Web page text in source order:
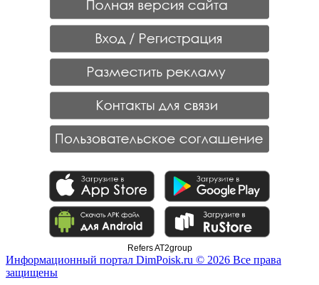
Refers AT2group
Информационный портал DimPoisk.ru © 2026 Все права
защищены